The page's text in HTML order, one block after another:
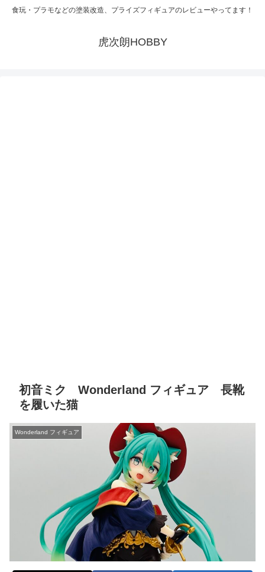
食玩・プラモなどの塗装改造、プライズフィギュアのレビューやってます！
虎次朗HOBBY
初音ミク Wonderland フィギュア 長靴
を履いた猫
Wonderland フィギュア